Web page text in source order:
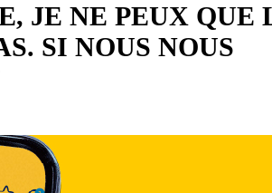
JE NE PEUX QUE
SI NOUS NOUS